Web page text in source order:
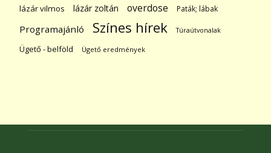
lázár vilmos lázár zoltán overdose Paták; lábak
Programajánló Színes hírek Túraútvonalak
Ügető - belföld Ügető eredmények